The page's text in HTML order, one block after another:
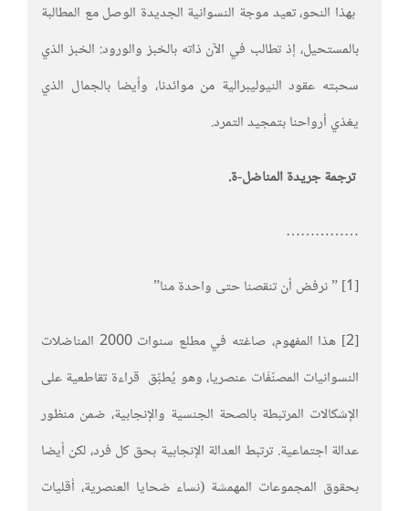
بهذا النحو، تعيد موجة النسوانية الجديدة الوصل مع المطالبة
بالمستحيل، إذ تطالب في الآن ذاته بالخبز والورود: الخبز الذي
سحبته عقود النيوليبرالية من موائدنا، وأيضا بالجمال الذي
يغذي أرواحنا بتمجيد التمرد.
ترجمة جريدة المناضل-ة.
……………
[1] ” نرفض أن تنقصنا حتى واحدة منا”
[2] هذا المفهوم، صاغته في مطلع سنوات 2000 المناضلات
النسوانيات المصنّفَات عنصريا، وهو يُطبِّق قراءة تقاطعية على
الإشكالات المرتبطة بالصحة الجنسية والإنجابية، ضمن منظور
عدالة اجتماعية. ترتبط العدالة الإنجابية بحق كل فرد، لكن أيضا
بحقوق المجموعات المهمشة (نساء ضحايا العنصرية، أقليات